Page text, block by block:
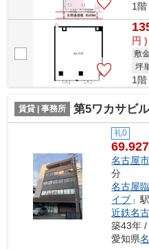
1
円 )
敷
坪
1
賃貸 | 事務所 第5ワカサビル【 名
礼0
69.927
名古屋
分
名古屋
イブ 」
近鉄名
築43年 /
愛知県